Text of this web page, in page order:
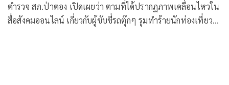
ตำรวจ สภ.ป่าตอง เปิดเผยว่า ตามที่ได้ปรากฏภาพเคลื่อนไหวใน
สื่อสังคมออนไลน์ เกี่ยวกับผู้ขับขี่รถตุ๊กๆ รุมทำร้ายนักท่องเที่ยว